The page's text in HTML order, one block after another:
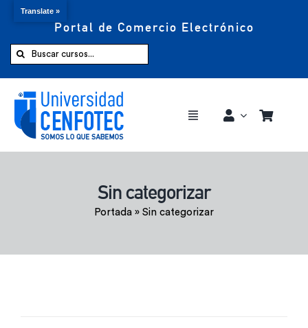
Portal de Comercio Electrónico
Buscar:
Toggle
Comprar ahora
Sin categorizar
Portada » Sin categorizar
Translate »